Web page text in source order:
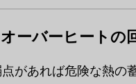
ーバーヒートの
があれば危険な熱の